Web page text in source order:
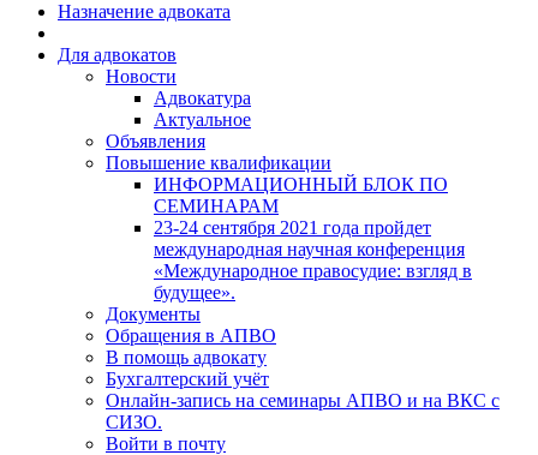
Назначение адвоката
Для адвокатов
Новости
Адвокатура
Актуальное
Объявления
Повышение квалификации
ИНФОРМАЦИОННЫЙ БЛОК ПО
СЕМИНАРАМ
23-24 сентября 2021 года пройдет
международная научная конференция
«Международное правосудие: взгляд в
будущее».
Документы
Обращения в АПВО
В помощь адвокату
Бухгалтерский учёт
Онлайн-запись на семинары АПВО и на ВКС с
СИЗО.
Войти в почту